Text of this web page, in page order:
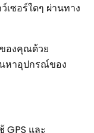
เซอร์ใดๆ ผ่านทาง
องคุณด้วย
หาอุปกรณ์ของ
GPS และ